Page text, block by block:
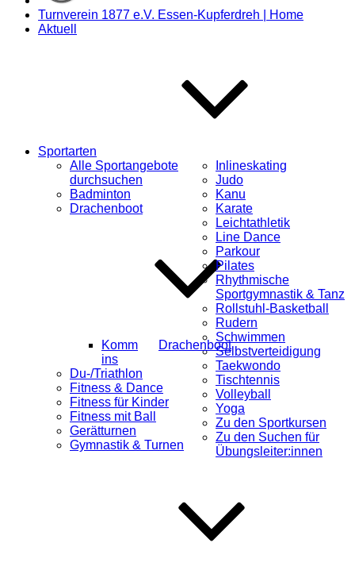
Turnverein 1877 e.V. Essen-Kupferdreh | Home
Aktuell
Sportarten
Alle Sportangebote
durchsuchen
Badminton
Drachenboot
Komm
ins
Drachenboot
Du-/Triathlon
Fitness & Dance
Fitness für Kinder
Fitness mit Ball
Gerätturnen
Gymnastik & Turnen
Inlineskating
Judo
Kanu
Karate
Leichtathletik
Line Dance
Parkour
Pilates
Rhythmische
Sportgymnastik & Tanz
Rollstuhl-Basketball
Rudern
Schwimmen
Selbstverteidigung
Taekwondo
Tischtennis
Volleyball
Yoga
Zu den Sportkursen
Zu den Suchen für
Übungsleiter:innen